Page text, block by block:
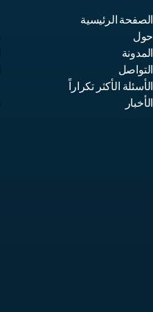
الصفحة الرئيسية
حول
المدونة
التواصل
الأسئلة الأكثر تكراراً
الأخبار